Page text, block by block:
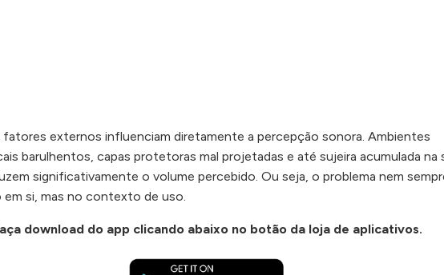
fatores externos influenciam diretamente a percepção sonora. Ambientes
barulhentos, capas protetoras mal projetadas e até sujeira acumulada na
significativamente o volume percebido. Ou seja, o problema nem
em si, mas no contexto de uso.
download do app clicando abaixo no botão da loja de aplicativos.